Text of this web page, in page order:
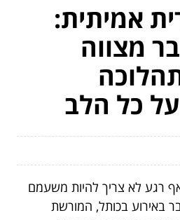
אמיתית:
מצווה
כל הלב
רגע לא צריך להיות משעמם
באירוע בכותל, המורשת